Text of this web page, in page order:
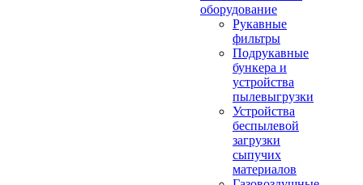
оборудование
Рукавные
фильтры
Подрукавные
бункера и
устройства
пылевыгрузки
Устройства
беспылевой
загрузки
сыпучих
материалов